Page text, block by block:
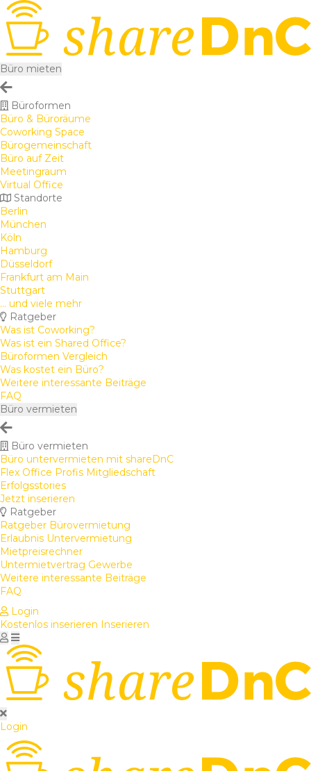
Büro mieten
Büroformen
Büro & Büroräume
Coworking Space
Bürogemeinschaft
Büro auf Zeit
Meetingraum
Virtual Office
Standorte
Berlin
München
Köln
Hamburg
Düsseldorf
Frankfurt am Main
Stuttgart
... und viele mehr
Ratgeber
Was ist Coworking?
Was ist ein Shared Office?
Büroformen Vergleich
Was kostet ein Büro?
Weitere interessante Beiträge
FAQ
Büro vermieten
Büro vermieten
Büro untervermieten mit shareDnC
Flex Office Profis Mitgliedschaft
Erfolgsstories
Jetzt inserieren
Ratgeber
Ratgeber Bürovermietung
Erlaubnis Untervermietung
Mietpreisrechner
Untermietvertrag Gewerbe
Weitere interessante Beiträge
FAQ
Login
Kostenlos inserieren Inserieren
Login